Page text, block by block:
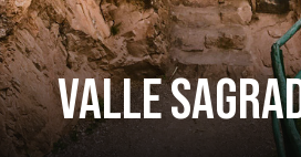
VALLE